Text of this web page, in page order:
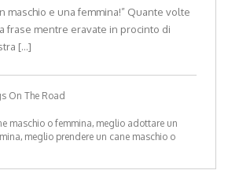
maschio e una femmina!” Quante volte
frase mentre eravate in procinto di
[…]
On The Road
maschio o femmina meglio adottare un
meglio prendere un cane maschio o